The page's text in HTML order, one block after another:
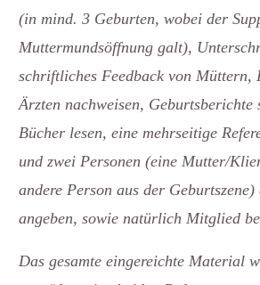
(in mind. 3 Geburten, wobei der
Muttermundsöffnung galt),
schriftliches Feedback von Müttern,
Ärzten nachweisen, Geburtsberichte
Bücher lesen, eine mehrseitige
und zwei Personen (eine Mutter/
andere Person aus der Geburtszene)
angeben, sowie natürlich Mitglied
Das gesamte eingereichte Material